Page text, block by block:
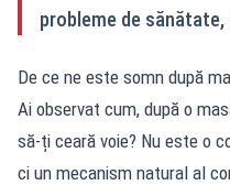
probleme de
De ce ne este somn după
Ai observat cum, după o
să-ți ceară voie? Nu este o
ci un mecanism natural al